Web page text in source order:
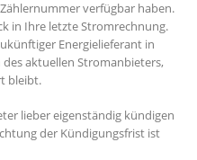
verfügbar haben.
in Ihre letzte Stromrechnung.
Energielieferant in
aktuellen Stromanbieters,
bleibt.
lieber eigenständig kündigen
der Kündigungsfrist ist